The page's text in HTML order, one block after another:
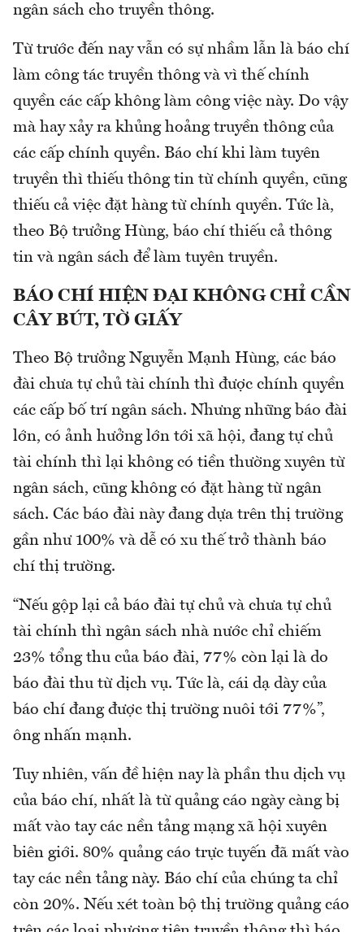
ngân sách cho truyền thông.
Từ trước đến nay vẫn có sự nhầm lẫn là báo chí
làm công tác truyền thông và vì thế chính
quyền các cấp không làm công việc này. Do vậy
mà hay xảy ra khủng hoảng truyền thông của
các cấp chính quyền. Báo chí khi làm tuyên
truyền thì thiếu thông tin từ chính quyền, cũng
thiếu cả việc đặt hàng từ chính quyền. Tức là,
theo Bộ trưởng Hùng, báo chí thiếu cả thông
tin và ngân sách để làm tuyên truyền.
BÁO CHÍ HIỆN ĐẠI KHÔNG CHỈ CẦN
CÂY BÚT, TỜ GIẤY
Theo Bộ trưởng Nguyễn Mạnh Hùng, các báo
đài chưa tự chủ tài chính thì được chính quyền
các cấp bố trí ngân sách. Nhưng những báo đài
lớn, có ảnh hưởng lớn tới xã hội, đang tự chủ
tài chính thì lại không có tiền thường xuyên từ
ngân sách, cũng không có đặt hàng từ ngân
sách. Các báo đài này đang dựa trên thị trường
gần như 100% và dễ có xu thế trở thành báo
chí thị trường.
“Nếu gộp lại cả báo đài tự chủ và chưa tự chủ
tài chính thì ngân sách nhà nước chỉ chiếm
23% tổng thu của báo đài, 77% còn lại là do
báo đài thu từ dịch vụ. Tức là, cái dạ dày của
báo chí đang được thị trường nuôi tới 77%”,
ông nhấn mạnh.
Tuy nhiên, vấn đề hiện nay là phần thu dịch vụ
của báo chí, nhất là từ quảng cáo ngày càng bị
mất vào tay các nền tảng mạng xã hội xuyên
biên giới. 80% quảng cáo trực tuyến đã mất vào
tay các nền tảng này. Báo chí của chúng ta chỉ
còn 20%. Nếu xét toàn bộ thị trường quảng cáo